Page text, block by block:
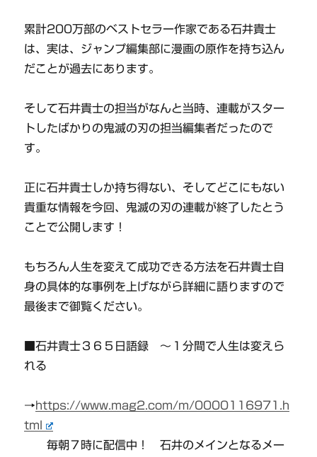
累計200万部のベストセラー作家である石井貴士
は、実は、ジャンプ編集部に漫画の原作を持ち込ん
だことが過去にあります。
そして石井貴士の担当がなんと当時、連載がスター
トしたばかりの鬼滅の刃の担当編集者だったので
す。
正に石井貴士しか持ち得ない、そしてどこにもない
貴重な情報を今回、鬼滅の刃の連載が終了したとう
ことで公開します！
もちろん人生を変えて成功できる方法を石井貴士自
身の具体的な事例を上げながら詳細に語りますので
最後まで御覧ください。
■石井貴士３６５日語録 〜１分間で人生は変えら
れる
→https://www.mag2.com/m/0000116971.h
tml
毎朝７時に配信中！ 石井のメインとなるメー